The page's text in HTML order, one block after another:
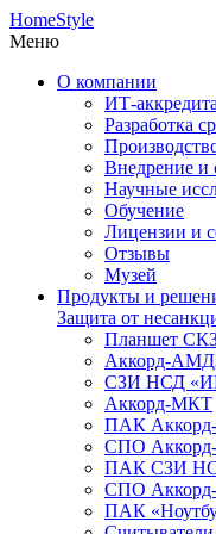
HomeStyle
Меню
О компании
ИТ-
Разработка
Внедрение и
Научные
Обучение
Лицензии и
Отзывы
Музей
Продукты и
Защита от
Планшет
Аккорд-
СЗИ НСД
Аккорд-МКТ
ПАК Аккорд-
СПО
ПАК СЗИ
СПО
ПАК